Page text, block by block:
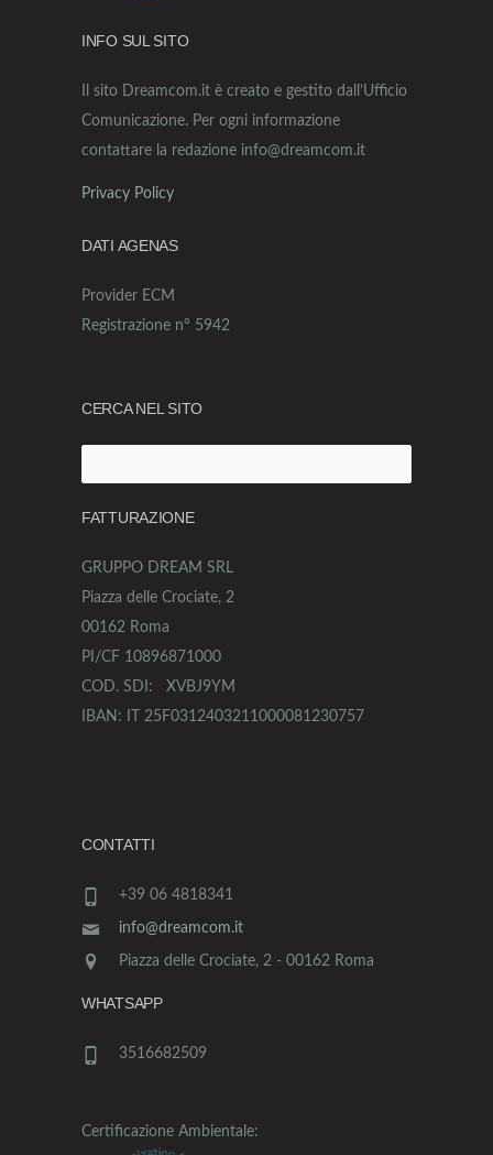
INFO SUL SITO
Il sito Dreamcom.it è creato e gestito dall’Ufficio
Comunicazione. Per ogni informazione
contattare la redazione info@dreamcom.it
Privacy Policy
DATI AGENAS
Provider ECM
Registrazione n° 5942
CERCA NEL SITO
per:
FATTURAZIONE
GRUPPO DREAM SRL
Piazza delle Crociate, 2
00162 Roma
PI/CF 10896871000
COD. SDI: XVBJ9YM
IBAN: IT 25F0312403211000081230757
CONTATTI
+39 06 4818341
info@dreamcom.it
Piazza delle Crociate, 2 - 00162 Roma
WHATSAPP
3516682509
Certificazione Ambientale: